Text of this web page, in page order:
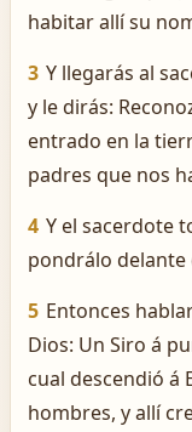
habitar allí su
3 Y llegarás al
y le dirás:
entrado en la
padres que nos
4 Y el sacerdote
pondrálo delante
5 Entonces
Dios: Un Siro á
cual descendió á
hombres, y allí